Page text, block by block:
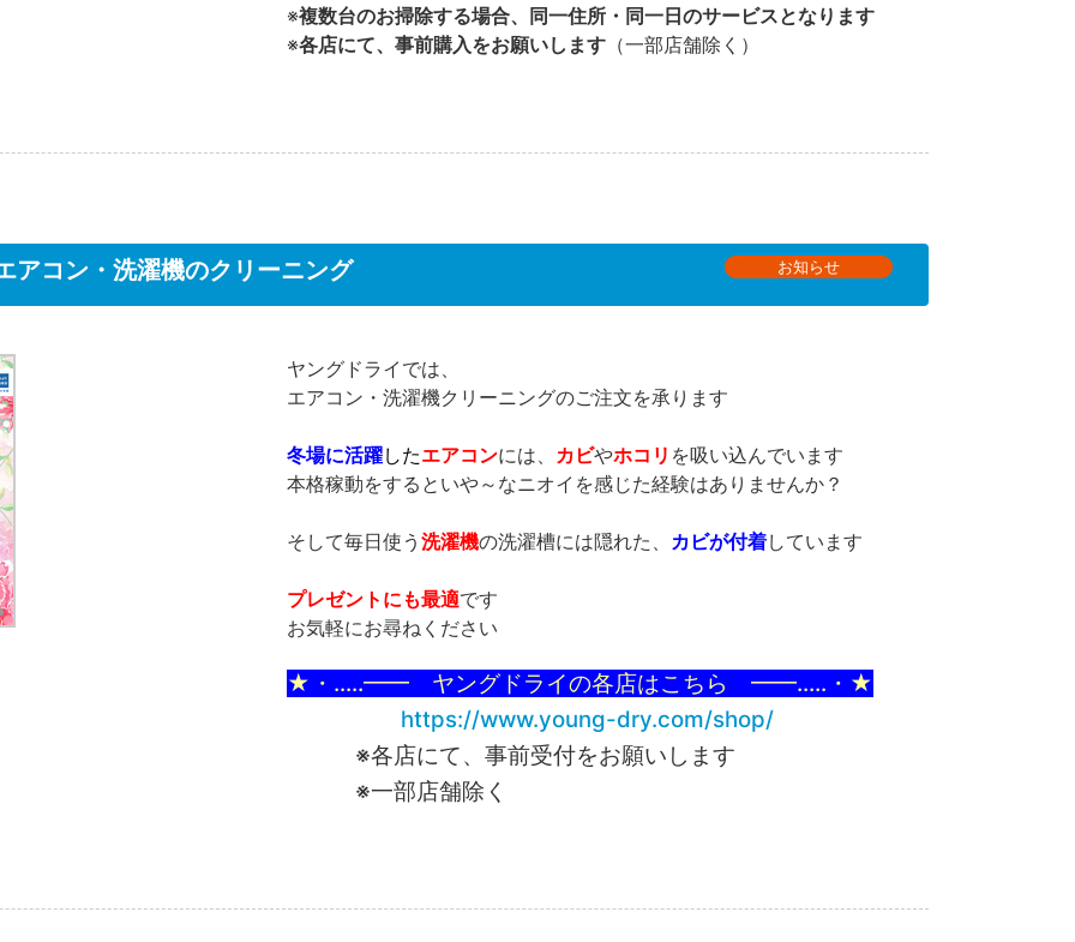
※複数台のお掃除する場合、同一住所・同一日のサービスとなります
※各店にて、事前購入をお願いします （一部店舗除く）
アコン・洗濯機のクリーニング お知らせ
ヤングドライでは、
エアコン・洗濯機クリーニングのご注文を承ります
冬場に活躍したエアコンには、 カビやホコリ を吸い込んでいます
本格稼動をするといや～なニオイを感じた経験はありませんか？
そして毎日使う 洗濯機の洗濯槽には隠れた、 カビが付着しています
プレゼントにも最適です
お気軽にお尋ねください
★・‥...━━ ヤングドライの各店はこちら ━━...‥・★
https://www.young-dry.com/shop/
※各店にて、事前受付をお願いします
※一部店舗除く